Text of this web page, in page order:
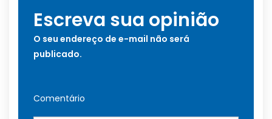
Escreva sua opinião
O seu endereço de e-mail não será
publicado.
Comentário